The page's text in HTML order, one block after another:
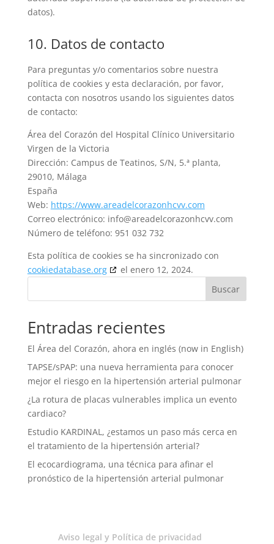
datos).
10. Datos de contacto
Para preguntas y/o comentarios sobre nuestra
política de cookies y esta declaración, por favor,
contacta con nosotros usando los siguientes datos
de contacto:
Área del Corazón del Hospital Clínico Universitario
Virgen de la Victoria
Dirección: Campus de Teatinos, S/N, 5.ª planta,
29010, Málaga
España
Web: https://www.areadelcorazonhcvv.com
Correo electrónico: info@areadelcorazonhcvv.com
Número de teléfono: 951 032 732
Esta política de cookies se ha sincronizado con
cookiedatabase.org
el enero 12, 2024.
Buscar
Entradas recientes
El Área del Corazón, ahora en inglés (now in English)
TAPSE/sPAP: una nueva herramienta para conocer
mejor el riesgo en la hipertensión arterial pulmonar
¿La rotura de placas vulnerables implica un evento
cardiaco?
Estudio KARDINAL, ¿estamos un paso más cerca en
el tratamiento de la hipertensión arterial?
El ecocardiograma, una técnica para afinar el
pronóstico de la hipertensión arterial pulmonar
Aviso legal y Política de privacidad